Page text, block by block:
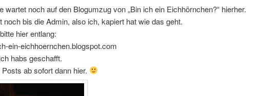
wartet noch auf den Blogumzug von „Bin ich ein Eichhörnchen?“ hierher.
noch bis die Admin, also ich, kapiert hat wie das geht.
hier entlang:
ein-eichhoernchen.blogspot.com
habs geschafft.
ab sofort dann hier.